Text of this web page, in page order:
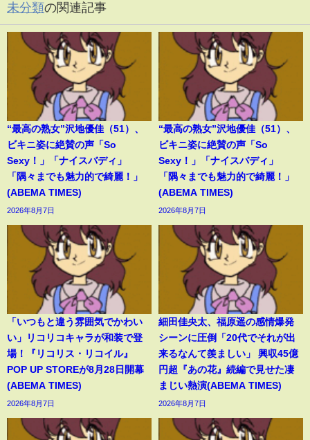
未分類の関連記事
“最高の熟女”沢地優佳（51）、
ビキニ姿に絶賛の声「So
Sexy！」「ナイスバディ」
「隅々までも魅力的で綺麗！」
(ABEMA TIMES)
2026年8月7日
“最高の熟女”沢地優佳（51）、
ビキニ姿に絶賛の声「So
Sexy！」「ナイスバディ」
「隅々までも魅力的で綺麗！」
(ABEMA TIMES)
2026年8月7日
「いつもと違う雰囲気でかわい
い」リコリコキャラが和装で登
場！『リコリス・リコイル』
POP UP STOREが8月28日開幕
(ABEMA TIMES)
2026年8月7日
細田佳央太、福原遥の感情爆発
シーンに圧倒「20代でそれが出
来るなんて羨ましい」 興収45億
円超『あの花』続編で見せた凄
まじい熱演(ABEMA TIMES)
2026年8月7日